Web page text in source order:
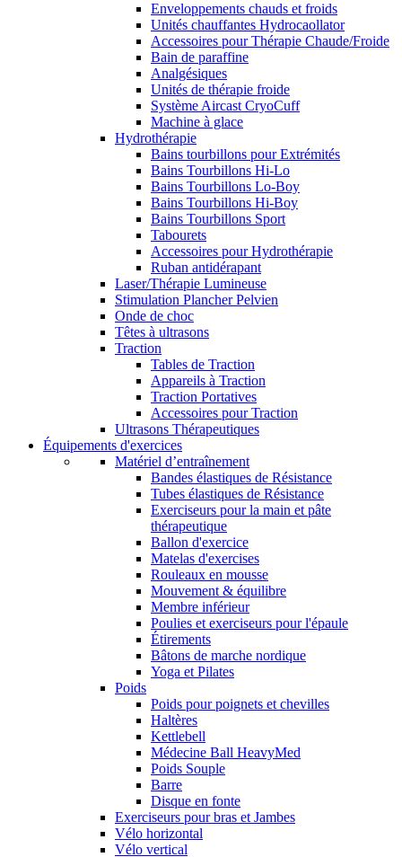
Enveloppements chauds et froids
Unités chauffantes Hydrocaollator
Accessoires pour Thérapie Chaude/Froide
Bain de paraffine
Analgésiques
Unités de thérapie froide
Système Aircast CryoCuff
Machine à glace
Hydrothérapie
Bains tourbillons pour Extrémités
Bains Tourbillons Hi-Lo
Bains Tourbillons Lo-Boy
Bains Tourbillons Hi-Boy
Bains Tourbillons Sport
Tabourets
Accessoires pour Hydrothérapie
Ruban antidérapant
Laser/Thérapie Lumineuse
Stimulation Plancher Pelvien
Onde de choc
Têtes à ultrasons
Traction
Tables de Traction
Appareils à Traction
Traction Portatives
Accessoires pour Traction
Ultrasons Thérapeutiques
Équipements d'exercices
Matériel d’entraînement
Bandes élastiques de Résistance
Tubes élastiques de Résistance
Exerciseurs pour la main et pâte
thérapeutique
Ballon d'exercice
Matelas d'exercises
Rouleaux en mousse
Mouvement & équilibre
Membre inférieur
Poulies et exerciseurs pour l'épaule
Étirements
Bâtons de marche nordique
Yoga et Pilates
Poids
Poids pour poignets et chevilles
Haltères
Kettlebell
Médecine Ball HeavyMed
Poids Souple
Barre
Disque en fonte
Exerciseurs pour bras et Jambes
Vélo horizontal
Vélo vertical